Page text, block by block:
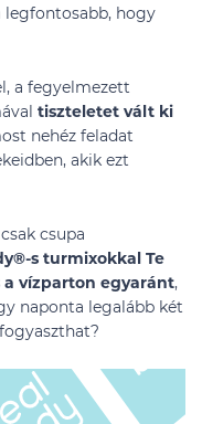
hogy
a fegyelmezett
tiszteletet vált ki
nehéz feladat
akik ezt
csupa
s turmixokkal Te
vízparton egyaránt,
naponta legalább két